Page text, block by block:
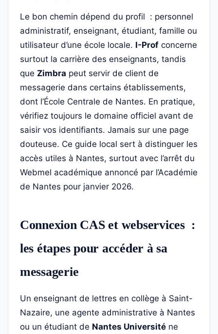
Le bon chemin dépend du profil : personnel
administratif, enseignant, étudiant, famille ou
utilisateur d’une école locale. I-Prof concerne
surtout la carrière des enseignants, tandis
que Zimbra peut servir de client de
messagerie dans certains établissements,
dont l’École Centrale de Nantes. En pratique,
vérifiez toujours le domaine officiel avant de
saisir vos identifiants. Jamais sur une page
douteuse. Ce guide local sert à distinguer les
accès utiles à Nantes, surtout avec l’arrêt du
Webmel académique annoncé par l’Académie
de Nantes pour janvier 2026.
Connexion CAS et webservices :
les étapes pour accéder à sa
messagerie
Un enseignant de lettres en collège à Saint-
Nazaire, une agente administrative à Nantes
ou un étudiant de Nantes Université ne